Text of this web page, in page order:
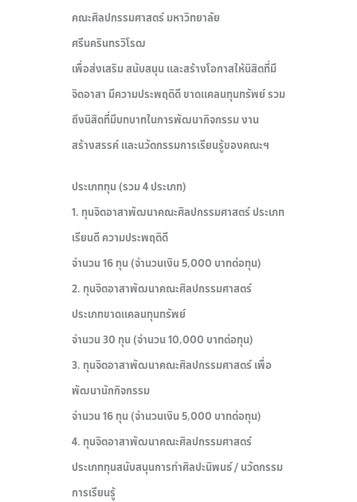
คณะศิลปกรรมศาสตร์ มหาวิทยาลัย
ศรีนครินทรวิโรฒ
เพื่อส่งเสริม สนับสนุน และสร้างโอกาสให้นิสิตที่มี
จิตอาสา มีความประพฤติดี ขาดแคลนทุนทรัพย์ รวม
ถึงนิสิตที่มีบทบาทในการพัฒนากิจกรรม งาน
สร้างสรรค์ และนวัตกรรมการเรียนรู้ของคณะฯ
ประเภททุน (รวม 4 ประเภท)
1. ทุนจิตอาสาพัฒนาคณะศิลปกรรมศาสตร์ ประเภท
เรียนดี ความประพฤติดี
จำนวน 16 ทุน (จำนวนเงิน 5,000 บาทต่อทุน)
2. ทุนจิตอาสาพัฒนาคณะศิลปกรรมศาสตร์
ประเภทขาดแคลนทุนทรัพย์
จำนวน 30 ทุน (จำนวน 10,000 บาทต่อทุน)
3. ทุนจิตอาสาพัฒนาคณะศิลปกรรมศาสตร์ เพื่อ
พัฒนานักกิจกรรม
จำนวน 16 ทุน (จำนวนเงิน 5,000 บาทต่อทุน)
4. ทุนจิตอาสาพัฒนาคณะศิลปกรรมศาสตร์
ประเภททุนสนับสนุนการทำศิลปะนิพนธ์ / นวัตกรรม
การเรียนรู้